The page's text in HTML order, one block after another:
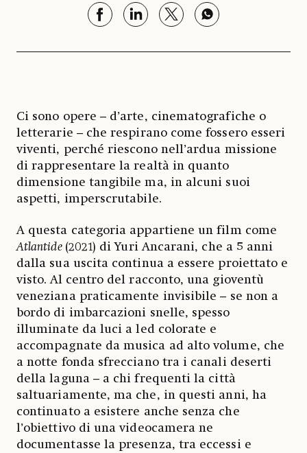
Ci sono opere – d’arte, cinematografiche o
letterarie – che respirano come fossero esseri
viventi, perché riescono nell’ardua missione
di rappresentare la realtà in quanto
dimensione tangibile ma, in alcuni suoi
aspetti, imperscrutabile.
A questa categoria appartiene un film come
Atlantide (2021) di Yuri Ancarani, che a 5 anni
dalla sua uscita continua a essere proiettato e
visto. Al centro del racconto, una gioventù
veneziana praticamente invisibile – se non a
bordo di imbarcazioni snelle, spesso
illuminate da luci a led colorate e
accompagnate da musica ad alto volume, che
a notte fonda sfrecciano tra i canali deserti
della laguna – a chi frequenti la città
saltuariamente, ma che, in questi anni, ha
continuato a esistere anche senza che
l’obiettivo di una videocamera ne
documentasse la presenza, tra eccessi e